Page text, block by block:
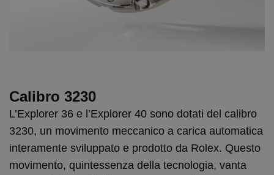
Calibro 3230
L’Explorer 36 e l’Explorer 40 sono dotati del calibro
3230, un movimento meccanico a carica automatica
interamente sviluppato e prodotto da Rolex. Questo
movimento, quintessenza della tecnologia, vanta